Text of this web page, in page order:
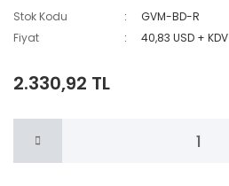
Stok Kodu
GVM-BD-R
Fiyat
40,83 USD + KDV
2.330,92 TL